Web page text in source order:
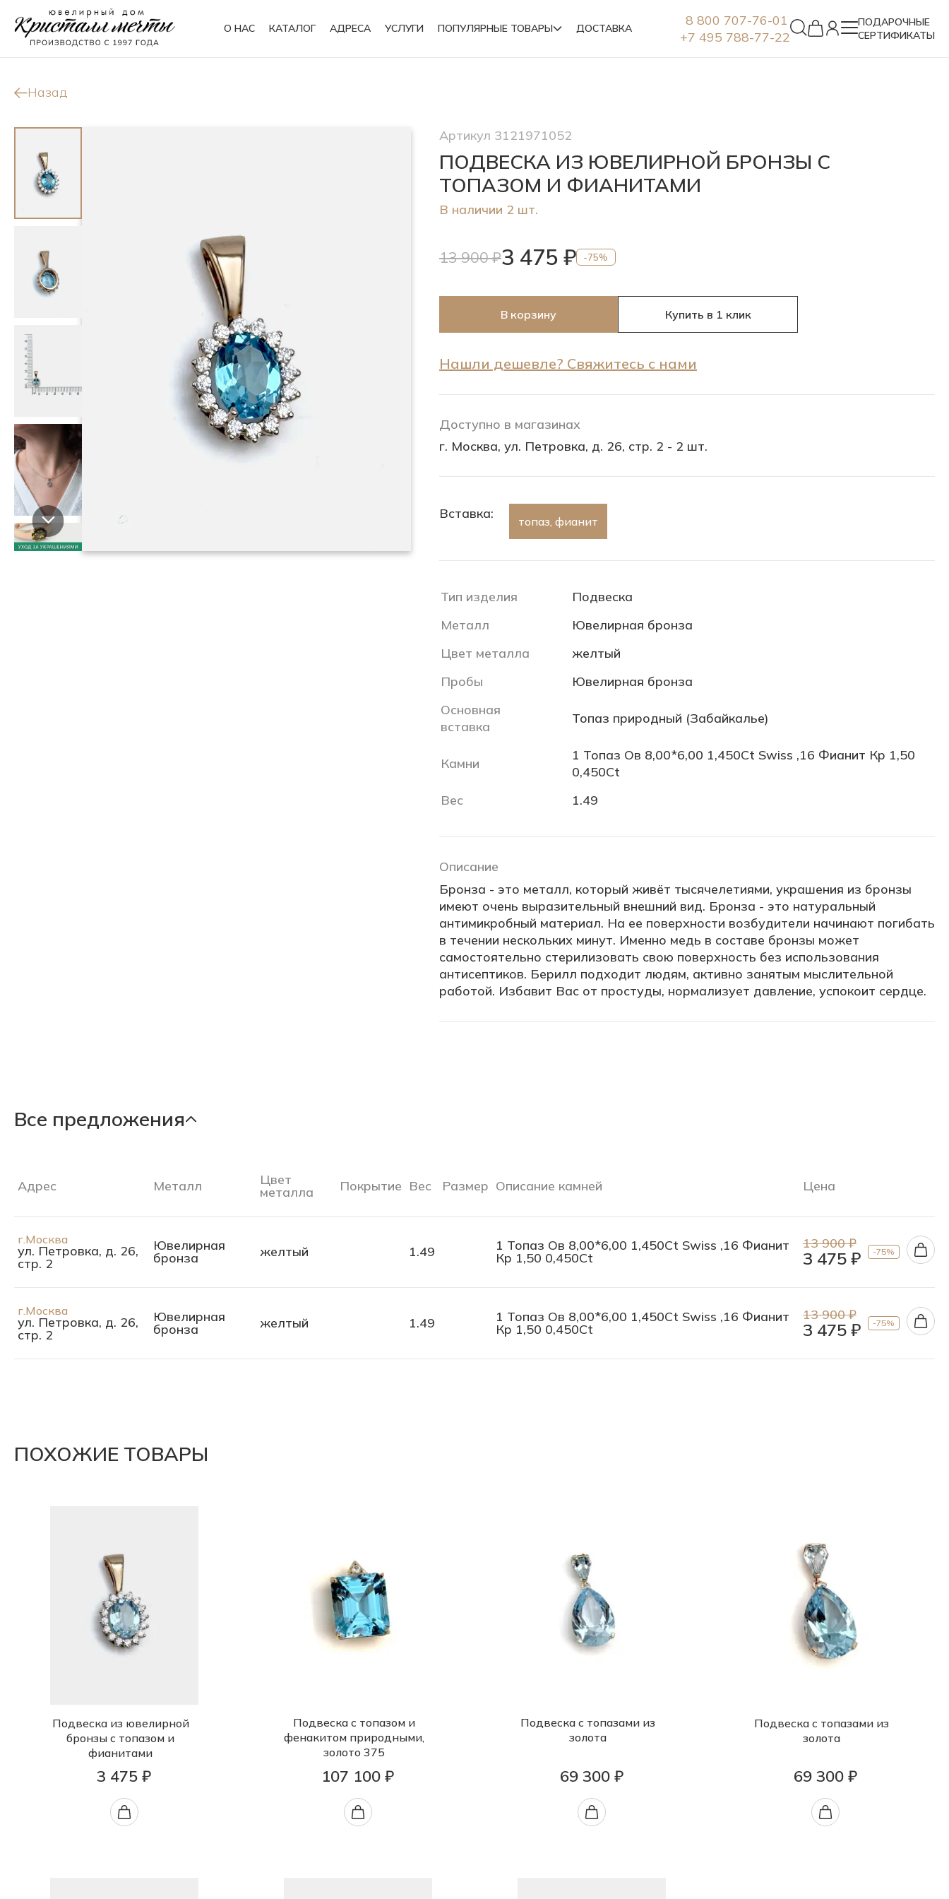
О НАС КАТАЛОГ АДРЕСА УСЛУГИ ПОПУЛЯРНЫЕ ТОВАРЫ ДОСТАВКА
8 800 707-76-01
+7 495 788-77-22
ПОДАРОЧНЫЕ
СЕРТИФИКАТЫ
Кольца
Колье Броши
Назад
Артикул 3121971052
ПОДВЕСКА ИЗ ЮВЕЛИРНОЙ БРОНЗЫ С
ТОПАЗОМ И ФИАНИТАМИ
В наличии 2 шт.
13 900 ₽3 475 ₽ -75%
В корзину Купить в 1 клик
Нашли дешевле? Свяжитесь с нами
Доступно в магазинах
г. Москва, ул. Петровка, д. 26, стр. 2 - 2 шт.
Вставка: топаз, фианит
Тип изделия
Подвеска
Металл
Ювелирная бронза
Цвет металла
желтый
Пробы
Ювелирная бронза
Основная
вставка
Топаз природный (Забайкалье)
Камни
1 Топаз Ов 8,00*6,00 1,450Ct Swiss ,16 Фианит Кр 1,50
0,450Ct
Вес
1.49
Описание
Бронза - это металл, который живёт тысячелетиями, украшения из бронзы
имеют очень выразительный внешний вид. Бронза - это натуральный
антимикробный материал. На ее поверхности возбудители начинают погибать
в течении нескольких минут. Именно медь в составе бронзы может
самостоятельно стерилизовать свою поверхность без использования
антисептиков. Берилл подходит людям, активно занятым мыслительной
работой. Избавит Вас от простуды, нормализует давление, успокоит сердце.
Все предложения
Адрес Металл Цвет
металла Покрытие Вес Размер Описание камней Цена
г.Москва
ул. Петровка, д. 26,
стр. 2
Ювелирная
бронза желтый 1.49 1 Топаз Ов 8,00*6,00 1,450Ct Swiss ,16 Фианит
Кр 1,50 0,450Ct
13 900 ₽
3 475 ₽ -75%
г.Москва
ул. Петровка, д. 26,
стр. 2
Ювелирная
бронза желтый 1.49 1 Топаз Ов 8,00*6,00 1,450Ct Swiss ,16 Фианит
Кр 1,50 0,450Ct
13 900 ₽
3 475 ₽ -75%
ПОХОЖИЕ ТОВАРЫ
Подвеска из ювелирной
бронзы с топазом и
фианитами
3 475 ₽
Подвеска с топазом и
фенакитом природными,
золото 375
107 100 ₽
Подвеска с топазами из
золота
69 300 ₽
Подвеска с топазами из
золота
69 300 ₽